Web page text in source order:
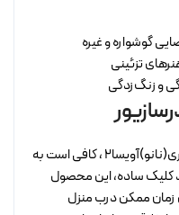
گوشواره و غیره
تزئینی
و زنگ‌زدگی
برای خرید زیرساخت سرویس مسی آبکاری(نانو)آویسا2 ، کافی است به
کلیک ساده، این محصول
زمان ممکن درب منزل